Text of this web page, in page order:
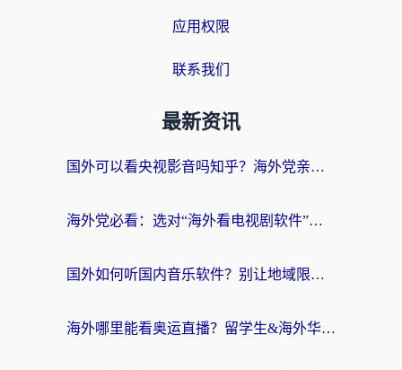
应用权限
联系我们
最新资讯
国外可以看央视影音吗知乎？海外党亲测有效的回国加速方案
海外党必看：选对“海外看电视剧软件”，再也不用愁国内剧刷不了
国外如何听国内音乐软件？别让地域限制，断了你的中文歌单
海外哪里能看奥运直播？留学生&海外华人必看的体育赛事观赛终极指南